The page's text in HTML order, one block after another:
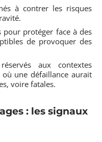
à contrer les risques
pour protéger face à des
de provoquer des
aux contextes
une défaillance aurait
voire fatales.
: les signaux